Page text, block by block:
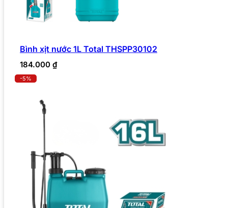
Bình xịt nước 1L Total THSPP30102
184.000 ₫
-5%